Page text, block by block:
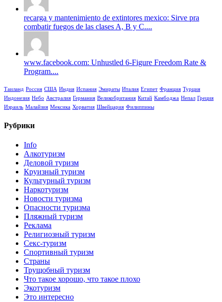
recarga y mantenimiento de extintores mexico: Sirve pra
combatir fuegos de las clases A, B y C....
www.facebook.com: Unhustled 6-Figure Freedom Rate &
Program....
Таиланд Россия США Индия Испания Эмираты Италия Египет Франция Турция
Индонезия Небо Австралия Германия Великобритания Китай Камбоджа Непал Греция
Израиль Малайзия Мексика Хорватия Швейцария Филиппины
Рубрики
Info
Алкотуризм
Деловой туризм
Круизный туризм
Культурный туризм
Наркотуризм
Новости туризма
Опасности туризма
Пляжный туризм
Реклама
Религиозный туризм
Секс-туризм
Спортивный туризм
Страны
Трущобный туризм
Что такое хорошо, что такое плохо
Экотуризм
Это интересно